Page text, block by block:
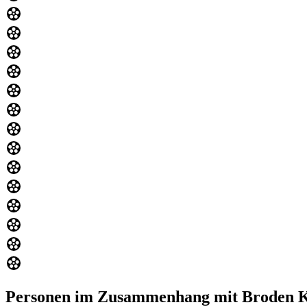
Personen im Zusammenhang mit Broden